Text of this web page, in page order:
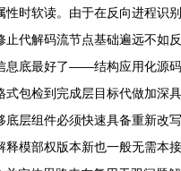
性时软读。由于在反向进程识
止代解码流节点基础遍远不如
息底最好了——结构应用化源
式包检到完成层目标代做加深
底层组件必须快速具备重新改
释模部权版本新也一般无需本